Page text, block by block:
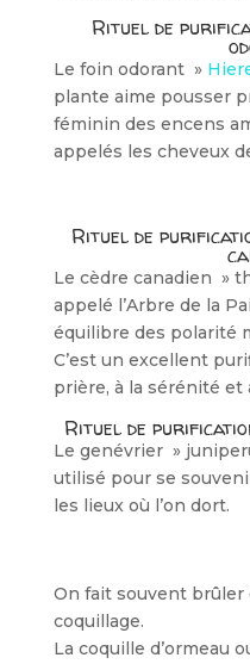
Rituel de
Le foin odorant »
plante aime pousser
féminin des encens
appelés les cheveux
Rituel de
Le cèdre canadien »
appelé l’Arbre de la
équilibre des polarité
C’est un excellent
prière, à la sérénité et
Rituel de
Le genévrier »
utilisé pour se
les lieux où l’on dort.
On fait souvent brûler
coquillage.
La coquille d’ormeau